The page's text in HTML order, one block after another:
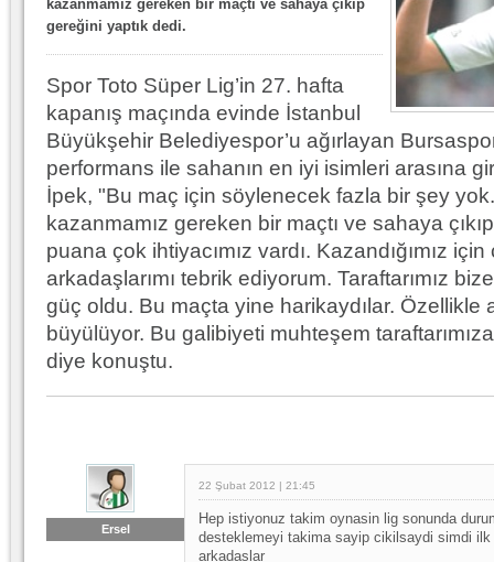
10.04.2023 14:44 |Hoş geldin Göktuğ Bebek!
11.11.2025 14:13 | Hoş geldin Ertuğrul Bebek!
12.10.2025 17:30 | MUTLULUKLAR SİNAN SILACI
16.07.2024 14:32 | Hoş geldin Kerem Bebek!
08.01.2024 19:01 |Hoş geldin Aslan bebek!
03.01.2024 19:09 | Hoş geldin Güneş bebek!
kazanmamız gereken bir maçtı ve sahaya çıkıp
gereğini yaptık dedi.
Spor Toto Süper Lig’in 27. hafta
kapanış maçında evinde İstanbul
Büyükşehir Belediyespor’u ağırlayan
performans ile sahanın en iyi isimleri arasına
İpek, "Bu maç için söylenecek fazla bir şey
kazanmamız gereken bir maçtı ve sahaya
puana çok ihtiyacımız vardı. Kazandığımız
arkadaşlarımı tebrik ediyorum. Taraftarımız
güç oldu. Bu maçta yine harikaydılar. Özellikle
büyülüyor. Bu galibiyeti muhteşem
diye konuştu.
Ersel
22 Şubat 2012 | 21:45
Hep istiyonuz takim oynasin lig sonunda
desteklemeyi takima sayip cikilsaydi simdi
arkadaslar